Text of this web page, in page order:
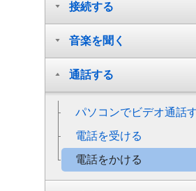
接続する
音楽を聞く
通話する
パソコンでビデオ通話
電話を受ける
電話をかける